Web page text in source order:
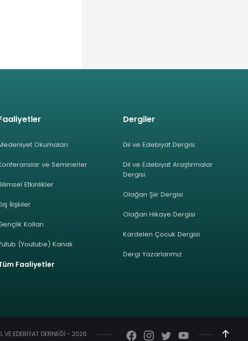
Okumaları
ve Seminerler
Etkinlikler
İlişkiler
Kolları
(Youtube) Kanalı
Faaliyetler
Dergiler
Dil ve Edebiyat Dergisi
Dil ve Edebiyat Araştırmalar
Dergisi
Olağan Şiir Dergisi
Olağan Hikaye Dergisi
Kardelen Çocuk Dergisi
Dergi Yazarlarımız
VE EDEBİYAT DERNEĞİ - 2026